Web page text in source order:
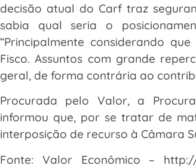
decisão atual do Carf traz
sabia qual seria o
“Principalmente considerando
Fisco. Assuntos com grande
geral, de forma contrária ao
Procurada pelo Valor, a
informou que, por se tratar de
interposição de recurso à Câmara
Fonte: Valor Econômico – http://